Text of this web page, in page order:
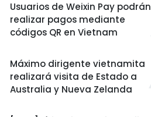
Usuarios de Weixin Pay podrán
realizar pagos mediante
códigos QR en Vietnam
Máximo dirigente vietnamita
realizará visita de Estado a
Australia y Nueva Zelanda